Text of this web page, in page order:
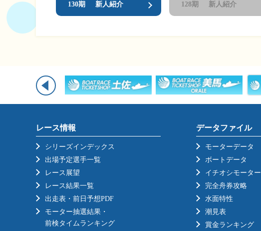
130期 新人紹介 128期 新人紹介
レース情報
シリーズインデックス
出場予定選手一覧
レース展望
レース結果一覧
出走表・前日予想PDF
モーター抽選結果・
前検タイムランキング
データファイル
モーターデータ
ボートデータ
イチオシモーター
完全舟券攻略
水面特性
潮見表
賞金ランキング